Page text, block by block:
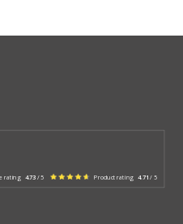
rating 4.73 / 5 Product rating 4.71 / 5